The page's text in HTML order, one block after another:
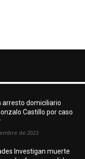
arresto domiciliario
Castillo por caso
de 2023
Investigan muerte